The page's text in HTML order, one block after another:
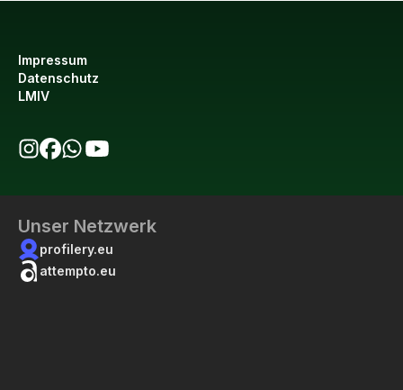
Impressum
Datenschutz
LMIV
Unser Netzwerk
profilery.eu
attempto.eu